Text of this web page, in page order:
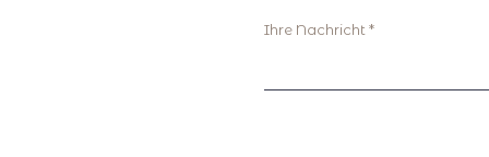
Ihre Nachricht